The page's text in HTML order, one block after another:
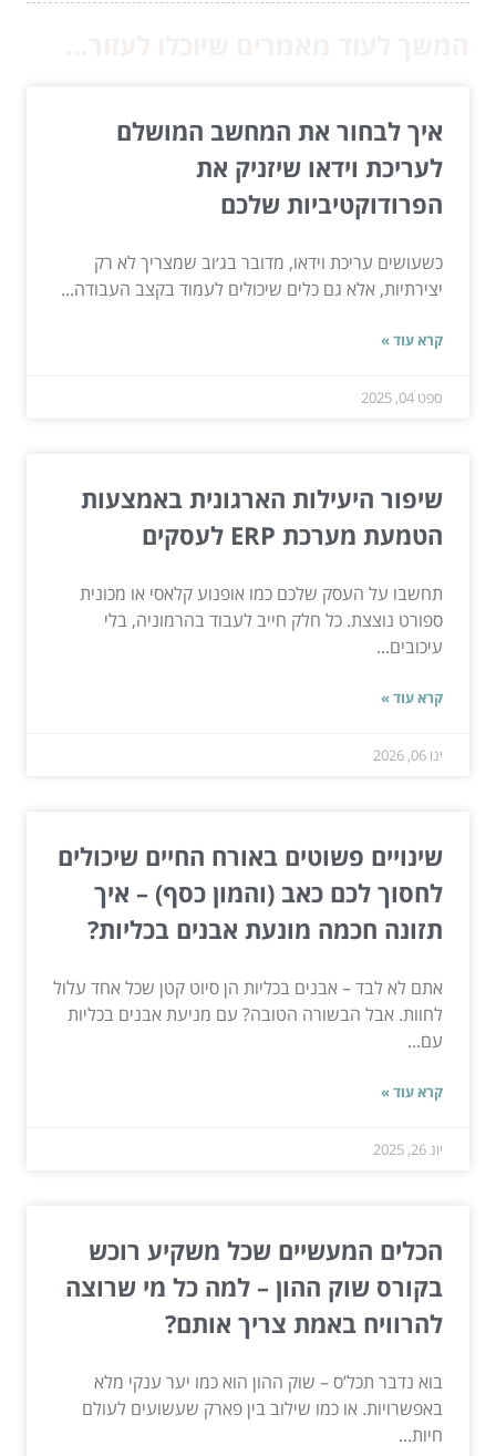
איך לבחור את המחשב המושלם
לעריכת וידאו שיזניק את
הפרודוקטיביות שלכם
כשעושים עריכת וידאו, מדובר בג׳וב שמצריך לא רק
יצירתיות, אלא גם כלים שיכולים לעמוד בקצב העבודה...
קרא עוד »
ספט 04, 2025
שיפור היעילות הארגונית באמצעות
הטמעת מערכת ERP לעסקים
תחשבו על העסק שלכם כמו אופנוע קלאסי או מכונית
ספורט נוצצת. כל חלק חייב לעבוד בהרמוניה, בלי
עיכובים...
קרא עוד »
ינו 06, 2026
שינויים פשוטים באורח החיים שיכולים
לחסוך לכם כאב (והמון כסף) – איך
תזונה חכמה מונעת אבנים בכליות?
אתם לא לבד – אבנים בכליות הן סיוט קטן שכל אחד עלול
לחוות. אבל הבשורה הטובה? עם מניעת אבנים בכליות
עם...
קרא עוד »
יונ 26, 2025
הכלים המעשיים שכל משקיע רוכש
בקורס שוק ההון – למה כל מי שרוצה
להרוויח באמת צריך אותם?
בוא נדבר תכל’ס – שוק ההון הוא כמו יער ענקי מלא
באפשרויות. או כמו שילוב בין פארק שעשועים לעולם
חיות...